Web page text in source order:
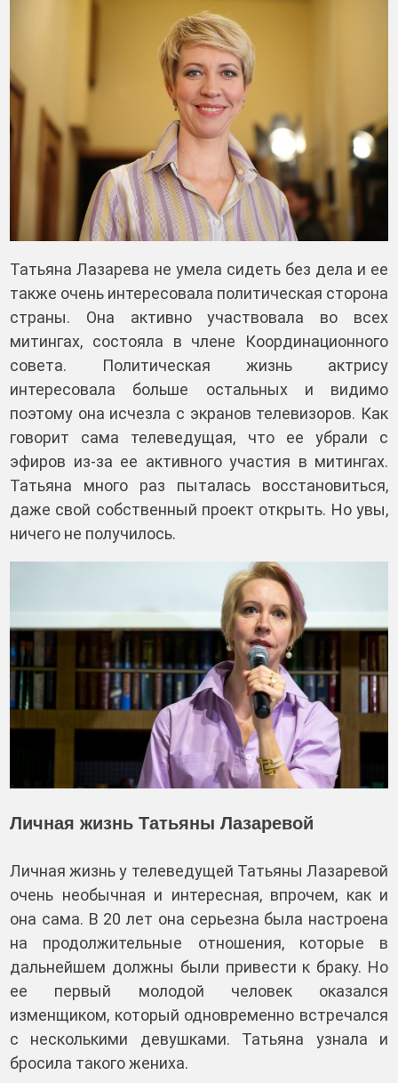
Татьяна Лазарева не умела сидеть без дела и ее
также очень интересовала политическая сторона
страны. Она активно участвовала во всех
митингах, состояла в члене Координационного
совета. Политическая жизнь актрису
интересовала больше остальных и видимо
поэтому она исчезла с экранов телевизоров. Как
говорит сама телеведущая, что ее убрали с
эфиров из-за ее активного участия в митингах.
Татьяна много раз пыталась восстановиться,
даже свой собственный проект открыть. Но увы,
ничего не получилось.
Личная жизнь Татьяны Лазаревой
Личная жизнь у телеведущей Татьяны Лазаревой
очень необычная и интересная, впрочем, как и
она сама. В 20 лет она серьезна была настроена
на продолжительные отношения, которые в
дальнейшем должны были привести к браку. Но
ее первый молодой человек оказался
изменщиком, который одновременно встречался
с несколькими девушками. Татьяна узнала и
бросила такого жениха.